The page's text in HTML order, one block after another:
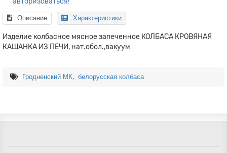
Описание Характеристики
Изделие колбасное мясное запеченное КОЛБАСА КРОВЯНАЯ
КАШАНКА ИЗ ПЕЧИ, нат.обол.,вакуум
Гродненский МК, белорусская колбаса